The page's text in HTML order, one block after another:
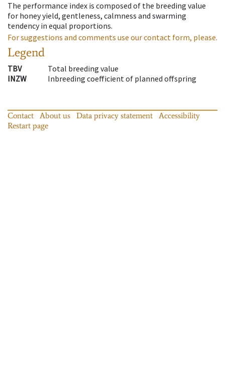
The performance index is composed of the breeding value
for honey yield, gentleness, calmness and swarming
tendency in equal proportions.
For suggestions and comments use our contact form, please.
Legend
TBV
Total breeding value
INZW
Inbreeding coefficient of planned offspring
Contact About us Data privacy statement
Accessibility
Restart page